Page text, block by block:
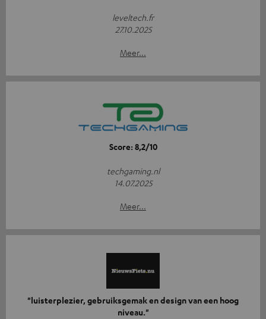
leveltech.fr
27.10.2025
Meer...
Score: 8,2/10
techgaming.nl
14.07.2025
Meer...
"luisterplezier, gebruiksgemak en design van een hoog
niveau."